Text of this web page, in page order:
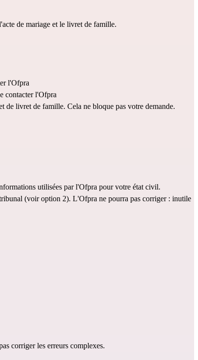
acte de mariage et le livret de famille.
l'Ofpra
contacter l'Ofpra
de livret de famille. Cela ne bloque pas votre demande.
utilisées par l'Ofpra pour votre état civil.
(voir option 2). L'Ofpra ne pourra pas corriger : inutile
corriger les erreurs complexes.